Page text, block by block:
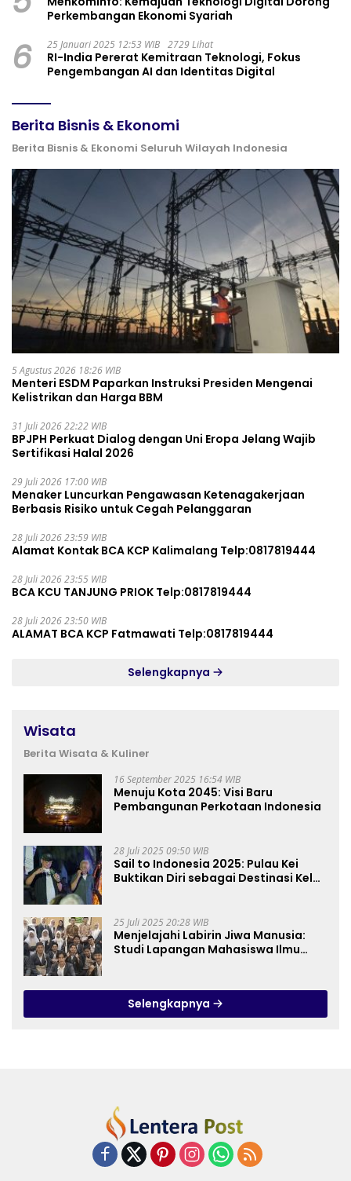
Perkembangan Ekonomi Syariah
6 25 Januari 2025 12:53 WIB 2729 Lihat
RI-India Pererat Kemitraan Teknologi, Fokus
Pengembangan AI dan Identitas Digital
Berita Bisnis & Ekonomi
Berita Bisnis & Ekonomi Seluruh Wilayah Indonesia
5 Agustus 2026 18:26 WIB
Menteri ESDM Paparkan Instruksi Presiden Mengenai
Kelistrikan dan Harga BBM
31 Juli 2026 22:22 WIB
BPJPH Perkuat Dialog dengan Uni Eropa Jelang Wajib
Sertifikasi Halal 2026
29 Juli 2026 17:00 WIB
Menaker Luncurkan Pengawasan Ketenagakerjaan
Berbasis Risiko untuk Cegah Pelanggaran
28 Juli 2026 23:59 WIB
Alamat Kontak BCA KCP Kalimalang Telp:0817819444
28 Juli 2026 23:55 WIB
BCA KCU TANJUNG PRIOK Telp:0817819444
28 Juli 2026 23:50 WIB
ALAMAT BCA KCP Fatmawati Telp:0817819444
Selengkapnya
Wisata
Berita Wisata & Kuliner
16 September 2025 16:54 WIB
Menuju Kota 2045: Visi Baru
Pembangunan Perkotaan Indonesia
28 Juli 2025 09:50 WIB
Sail to Indonesia 2025: Pulau Kei
Buktikan Diri sebagai Destinasi Kelas
25 Juli 2025 20:28 WIB
Menjelajahi Labirin Jiwa Manusia:
Studi Lapangan Mahasiswa Ilmu
Selengkapnya